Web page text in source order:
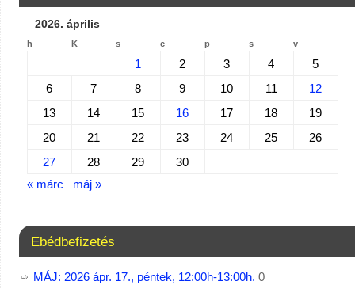
2026. április
h K s c p s v
1 2 3 4
5
6
7 8 9 10 11
12
13
14 15 16 17 18
19
20
21 22 23 24 25
26
27
28 29
30
« márc
máj »
Ebédbefizetés
MÁJ: 2026 ápr. 17., péntek, 12:00h-13:00h. 0